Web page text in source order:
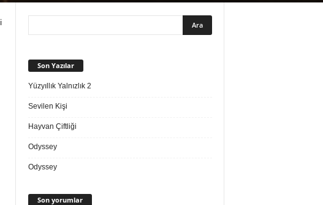
Son Yazılar
Yüzyıllık Yalnızlık 2
Sevilen Kişi
Hayvan Çiftliği
Odyssey
Odyssey
Son yorumlar